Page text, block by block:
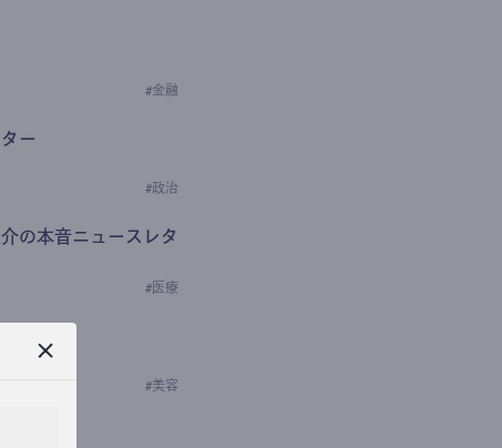
#金融
ー
#政治
の本音ニュースレタ
# 医療
の研究者）
#美容